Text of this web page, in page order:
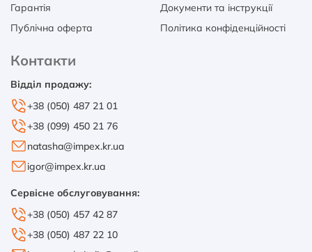
Гарантія
Документи та інструкції
Публічна оферта
Політика конфіденційності
Контакти
Відділ продажу:
+38 (050) 487 21 01
+38 (099) 450 21 76
natasha@impex.kr.ua
igor@impex.kr.ua
Сервісне обслуговування:
+38 (050) 457 42 87
+38 (050) 487 22 10